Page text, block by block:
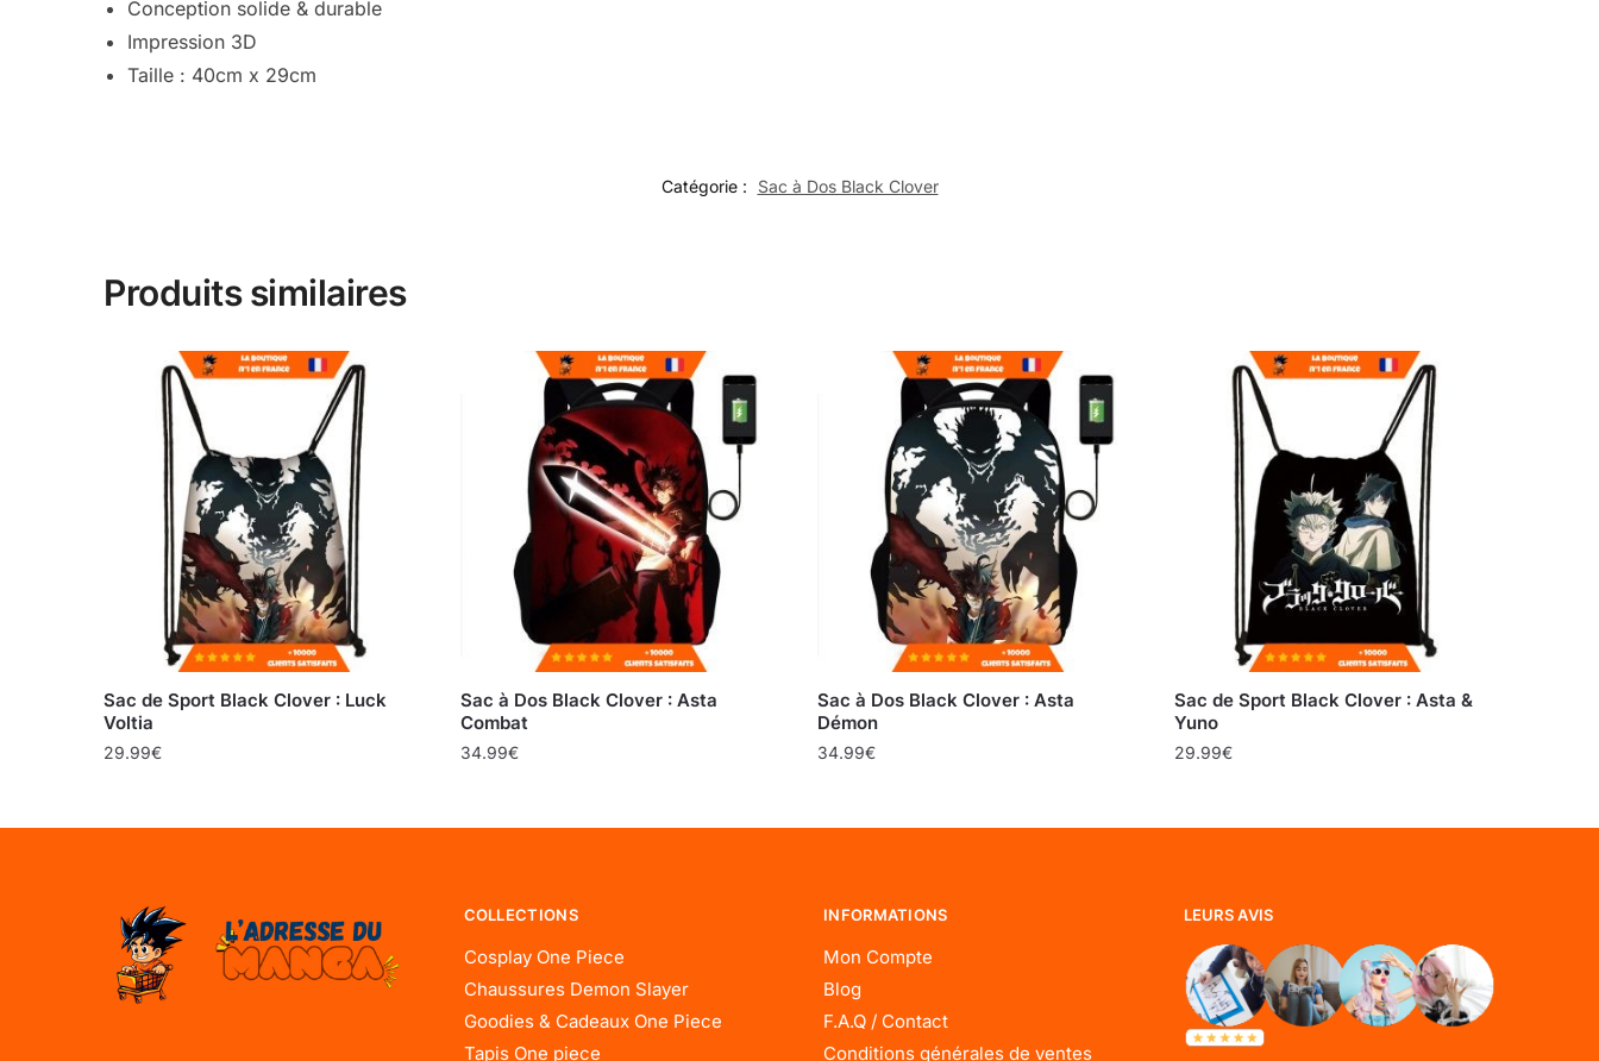
Conception solide & durable
Impression 3D
Taille : 40cm x 29cm
Catégorie : Sac à Dos Black Clover
Produits similaires
Sac de Sport Black Clover : Luck
Voltia
29.99€
Sac à Dos Black Clover : Asta
Combat
34.99€
Sac à Dos Black Clover : Asta
Démon
34.99€
Sac de Sport Black Clover : Asta &
Yuno
29.99€
COLLECTIONS
Cosplay One Piece
Chaussures Demon Slayer
Goodies & Cadeaux One Piece
Tapis One piece
INFORMATIONS
Mon Compte
Blog
F.A.Q / Contact
Conditions générales de ventes
LEURS AVIS